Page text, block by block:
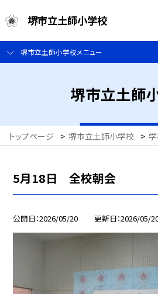
堺市立土師小学校
堺市立土師小学校メニュー
堺市立土師
トップページ > 堺市立土師小学校 >
5月18日 全校朝会
公開日 2026/05/20 更新日 2026/05/